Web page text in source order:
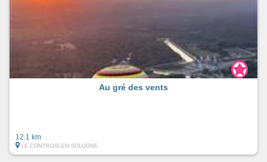
Au gré des vents
12.1 km
LE CONTROIS-EN-SOLOGNE